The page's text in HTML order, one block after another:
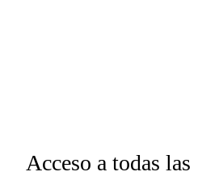
Acceso a todas las